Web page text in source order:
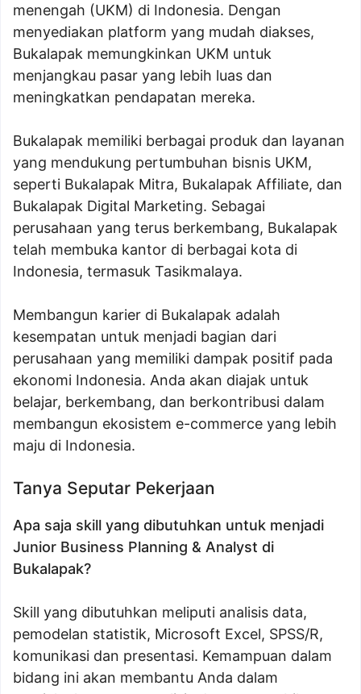
menengah (UKM) di Indonesia. Dengan
menyediakan platform yang mudah diakses,
Bukalapak memungkinkan UKM untuk
menjangkau pasar yang lebih luas dan
meningkatkan pendapatan mereka.
Bukalapak memiliki berbagai produk dan layanan
yang mendukung pertumbuhan bisnis UKM,
seperti Bukalapak Mitra, Bukalapak Affiliate, dan
Bukalapak Digital Marketing. Sebagai
perusahaan yang terus berkembang, Bukalapak
telah membuka kantor di berbagai kota di
Indonesia, termasuk Tasikmalaya.
Membangun karier di Bukalapak adalah
kesempatan untuk menjadi bagian dari
perusahaan yang memiliki dampak positif pada
ekonomi Indonesia. Anda akan diajak untuk
belajar, berkembang, dan berkontribusi dalam
membangun ekosistem e-commerce yang lebih
maju di Indonesia.
Tanya Seputar Pekerjaan
Apa saja skill yang dibutuhkan untuk menjadi
Junior Business Planning & Analyst di
Bukalapak?
Skill yang dibutuhkan meliputi analisis data,
pemodelan statistik, Microsoft Excel, SPSS/R,
komunikasi dan presentasi. Kemampuan dalam
bidang ini akan membantu Anda dalam